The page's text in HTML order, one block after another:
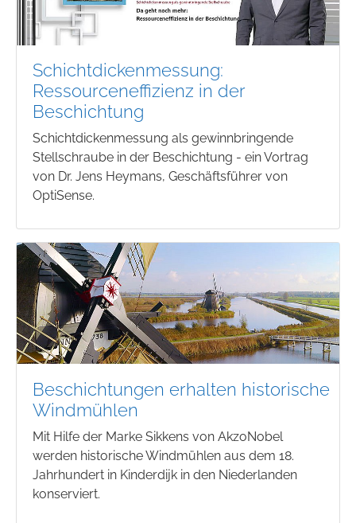
Schichtdickenmessung:
Ressourceneffizienz in der
Beschichtung
Schichtdickenmessung als gewinnbringende
Stellschraube in der Beschichtung - ein Vortrag
von Dr. Jens Heymans, Geschäftsführer von
OptiSense.
Beschichtungen erhalten historische
Windmühlen
Mit Hilfe der Marke Sikkens von AkzoNobel
werden historische Windmühlen aus dem 18.
Jahrhundert in Kinderdijk in den Niederlanden
konserviert.